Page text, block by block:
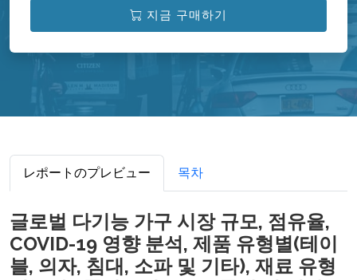
지금 구매하기
レポートのプレビュー 목차
글로벌 다기능 가구 시장 규모, 점유율,
COVID-19 영향 분석, 제품 유형별(테이
블, 의자, 침대, 소파 및 기타), 재료 유형